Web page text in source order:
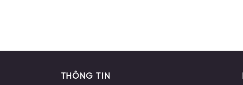
THÔNG TIN